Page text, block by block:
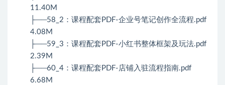
11.40M
├──58_2：课程配套PDF-企业号笔记创作全流程.pdf
4.08M
├──59_3：课程配套PDF-小红书整体框架及玩法.pdf
2.39M
├──60_4：课程配套PDF-店铺入驻流程指南.pdf
6.68M